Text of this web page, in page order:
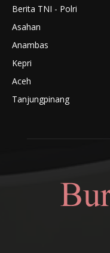
Berita TNI - Polri
Asahan
Anambas
Kepri
Aceh
Tanjungpinang